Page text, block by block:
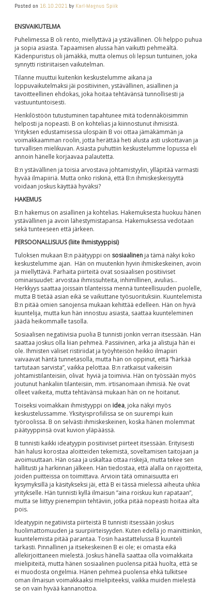
Posted on 16.10.2021 by Karl-Magnus Spiik
ENSIVAIKUTELMA
Puhelimessa B oli rento, miellyttävä ja ystävällinen. Oli helppo puhua
ja sopia asiasta. Tapaamisen alussa hän vaikutti pehmeältä.
Kädenpuristus oli jämäkkä, mutta olemus oli lepsun tuntuinen, joka
synnytti ristiriitaisen vaikutelman.
Tilanne muuttui kuitenkin keskustelumme aikana ja
loppuvaikutelmaksi jäi positiivinen, ystävällinen, asiallinen ja
tavoitteellinen ehdokas, joka hoitaa tehtävänsä tunnollisesti ja
vastuuntuntoisesti.
Henkilöstöön tutustuminen tapahtunee mitä todennäköisimmin
helposti ja nopeasti. B on kohtelias ja kiinnostunut ihmisistä.
Yrityksen edustamisessa ulospäin B voi ottaa jämäkämmän ja
voimakkaamman roolin, jotta herättää heti alusta asti uskottavan ja
turvallisen mielikuvan. Asiasta puhuttiin keskustelumme lopussa eli
annoin hänelle korjaavaa palautetta.
B:n ystävällinen ja toisia arvostava johtamistyylin, ylläpitää varmasti
hyvää ilmapiiriä. Mutta onko riskinä, että B:n ihmiskeskeisyyttä
voidaan joskus käyttää hyväksi?
HAKEMUS
B:n hakemus on asiallinen ja kohtelias. Hakemuksesta huokuu hänen
ystävällinen ja avoin lähestymistapansa. Hakemuksessa vedotaan
sekä tunteeseen että järkeen.
PERSOONALLISUUS (liite Ihmistyyppisi)
Tuloksen mukaan B:n päätyyppi on sosiaalinen ja tämä näkyi koko
keskustelumme ajan. Hän on muutenkin hyvin ihmiskeskeinen, avoin
ja miellyttävä. Parhaita piirteitä ovat sosiaalisen positiiviset
ominaisuudet: arvostaa ihmissuhteita, inhimillinen, avulias…
Herkkyys saattaa joissain tilanteissa mennä tunteellisuuden puolelle,
mutta B tietää asian eikä se vaikuttane työsuorituksiin. Kuuntelemista
B:n pitää omien sanojensa mukaan kehittää edelleen. Hän on hyvä
kuuntelija, mutta kun hän innostuu asiasta, saattaa kuunteleminen
jäädä heikommalle tasolla.
Sosiaalisen negatiivisia puolia B tunnisti jonkin verran itsessään. Hän
saattaa joskus olla liian pehmeä. Passiivinen, arka ja alistuja hän ei
ole. Ihmisten väliset ristiriidat ja työyhteisön heikko ilmapiiri
vaivaavat häntä tunnetasolla, mutta hän on oppinut, että ”härkää
tartutaan sarvista”, vaikka pelottaa. B:n ratkaisut vaikeisiin
johtamistilanteisiin, olivat hyviä ja toimivia. Hän on työssään myös
joutunut hankaliin tilanteisiin, mm. irtisanomaan ihmisiä. Ne ovat
olleet vaikeita, mutta tehtävänsä mukaan hän on ne hoitanut.
Toiseksi voimakkain ihmistyyppi on idea, joka näkyi myös
keskustelussamme. Yksityisprofiilissa se on suurempi kuin
työroolissa. B on selvästi ihmiskeskeinen, koska hänen molemmat
päätyyppinsä ovat kuvion yläpäässä.
B tunnisti kaikki ideatyypin positiiviset piirteet itsessään. Erityisesti
hän halusi korostaa aloitteiden tekemistä, soveltamisen taitojaan ja
avoimuuttaan. Hän osaa ja uskaltaa ottaa riskejä, mutta tekee sen
hallitusti ja harkinnan jälkeen. Hän tiedostaa, että alalla on rajoitteita,
joiden puitteissa on toimittava. Arvioin tätä ominaisuutta eri
kysymyksillä ja käsitykseksi jäi, että B ei tässä mielessä aiheuta uhkia
yritykselle. Hän tunnisti kyllä ilmaisun ”aina roiskuu kun rapataan”,
mutta se liittyy pienempiin tehtäviin, jotka pitää nopeasti hoitaa alta
pois.
Ideatyypin negatiivista piirteistä B tunnisti itsessään joskus
huolimattomuuden ja suurpiirteisyyden. Kuten edellä jo mainittiinkin,
kuuntelemista pitää parantaa. Tosin haastattelussa B kuunteli
tarkasti. Pinnallinen ja itsekeskeinen B ei ole; ei omasta eikä
allekirjoittaneen mielestä. Joskus hänellä saattaa olla voimakkaita
mielipiteitä, mutta hänen sosiaalinen puolensa pitää huolta, että se
ei muodosta ongelmia. Hänen pehmeä puolensa ehkä tulkitsee
oman ilmaisun voimakkaaksi mielipiteeksi, vaikka muiden mielestä
se on vain hyvää kannanottoa.